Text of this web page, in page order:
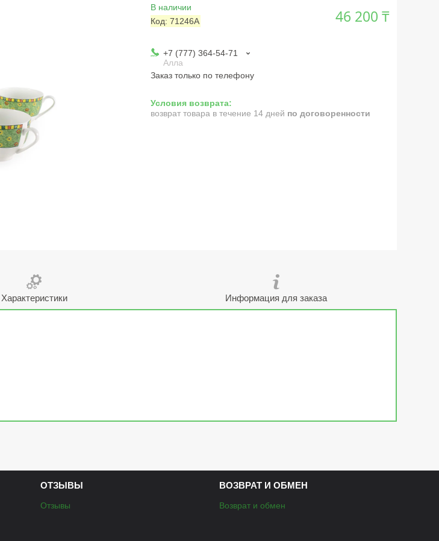
В наличии
Код: 71246A 46 200 ₸
+7 (777) 364-54-71
Алла
Заказ только по телефону
возврат товара в течение 14 дней по договоренности
Характеристики Информация для заказа
ОТЗЫВЫ
Отзывы
ВОЗВРАТ И ОБМЕН
Возврат и обмен